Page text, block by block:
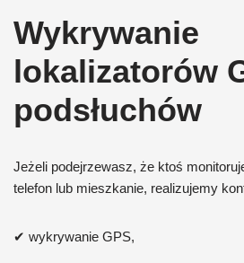
Wykrywanie
lokalizatorów
podsłuchów
Jeżeli podejrzewasz, że ktoś
telefon lub mieszkanie, realizujemy
✔ wykrywanie GPS,